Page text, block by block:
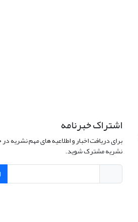
اشتراک خبرنامه
برای دریافت اخبار و اطلاعیه های مهم نشریه در
نشریه مشترک شوید.